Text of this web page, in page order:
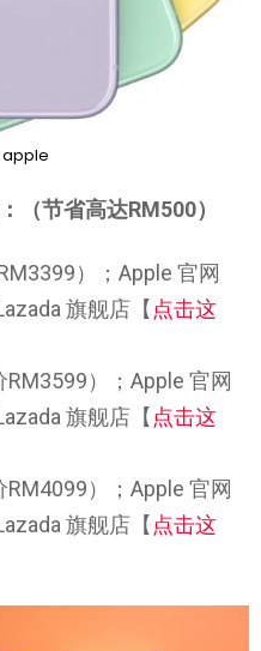
apple
（节省高达RM500）
）；Apple 官网
旗舰店【点击这
）；Apple 官网
旗舰店【点击这
）；Apple 官网
旗舰店【点击这